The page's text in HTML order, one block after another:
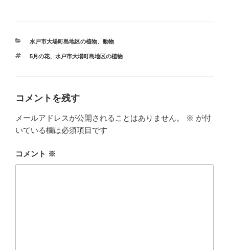
カ
ゴ
水戸市大場町島地区の植物、動物
タ
5月の花、 水戸市大場町島地区の植物
コメントを残す
メールアドレスが公開されることはありません。 ※ が付
いている欄は必須項目です
コメント ※